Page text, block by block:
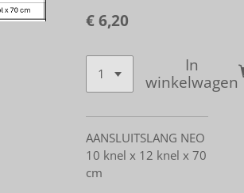
€ 6,20
In
winkelwagen
AANSLUITSLANG NEO
10 knel x 12 knel x 70
cm